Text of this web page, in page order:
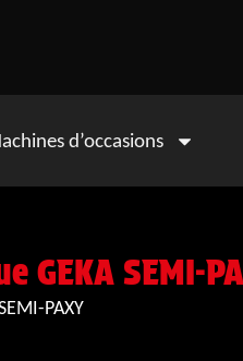
d’occasions
GEKA SEMI-
PAXY